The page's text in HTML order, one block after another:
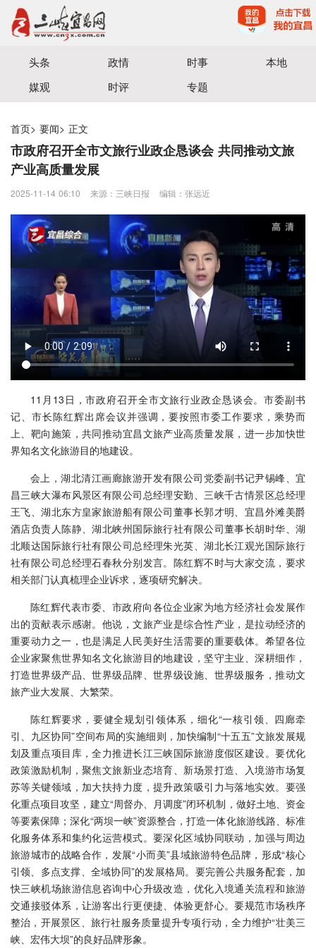
宜昌三峡融媒体中心主办
头条 政情 时事
本地
媒观
时评 专题
首页> 要闻> 正文
市政府召开全市文旅行业政企恳谈会 共同推动文旅
产业高质量发展
2025-11-14 06:10 来源：三峡日报 编辑：张远近
11月13日，市政府召开全市文旅行业政企恳谈会。市委副书
记、市长陈红辉出席会议并强调，要按照市委工作要求，乘势而
上、靶向施策，共同推动宜昌文旅产业高质量发展，进一步加快世
界知名文化旅游目的地建设。
会上，湖北清江画廊旅游开发有限公司党委副书记尹锡峰、宜
昌三峡大瀑布风景区有限公司总经理安勤、三峡千古情景区总经理
王飞、湖北东方皇家旅游船有限公司董事长郭才明、宜昌外滩美爵
酒店负责人陈静、湖北峡州国际旅行社有限公司董事长胡时华、湖
北顺达国际旅行社有限公司总经理朱光英、湖北长江观光国际旅行
社有限公司总经理石春秋分别发言。陈红辉不时与大家交流，要求
相关部门认真梳理企业诉求，逐项研究解决。
陈红辉代表市委、市政府向各位企业家为地方经济社会发展作
出的贡献表示感谢。他说，文旅产业是综合性产业，是拉动经济的
重要动力之一，也是满足人民美好生活需要的重要载体。希望各位
企业家聚焦世界知名文化旅游目的地建设，坚守主业、深耕细作，
打造世界级产品、世界级品牌、世界级设施、世界级服务，推动文
旅产业大发展、大繁荣。
陈红辉要求，要健全规划引领体系，细化“一核引领、四廊牵
引、九区协同”空间布局的实施细则，加快编制“十五五”文旅发展规
划及重点项目库，全力推进长江三峡国际旅游度假区建设。要优化
政策激励机制，聚焦文旅新业态培育、新场景打造、入境游市场复
苏等关键领域，加大扶持力度，提升政策吸引力与落地实效。要强
化重点项目攻坚，建立“周督办、月调度”闭环机制，做好土地、资金
等要素保障；深化“两坝一峡”资源整合，打造一体化旅游线路、标准
化服务体系和集约化运营模式。要深化区域协同联动，加强与周边
旅游城市的战略合作，发展“小而美”县域旅游特色品牌，形成“核心
引领、多点支撑、全域协同”的发展格局。要完善公共服务配套，加
快三峡机场旅游信息咨询中心升级改造，优化入境通关流程和旅游
交通接驳体系，让游客出行更便捷、体验更舒心。要规范市场秩序
整治，开展景区、旅行社服务质量提升专项行动，全力维护“壮美三
峡、宏伟大坝”的良好品牌形象。